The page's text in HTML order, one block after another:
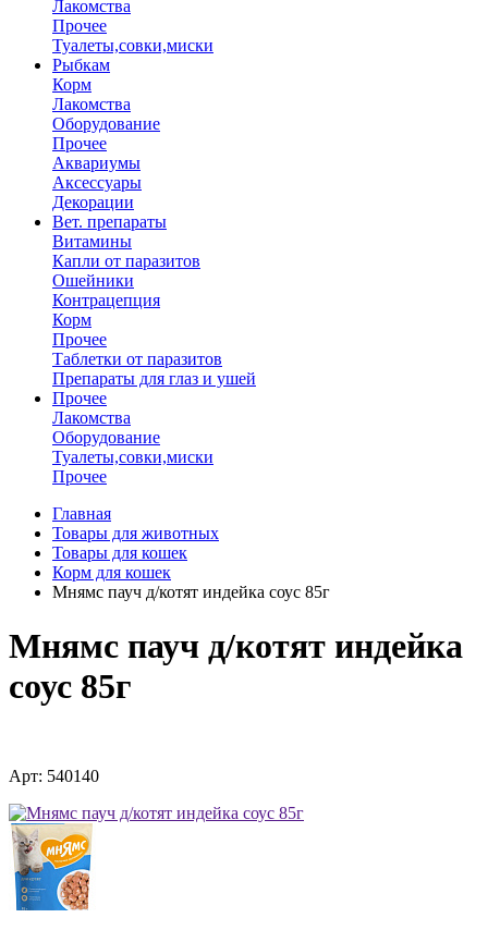
Лакомства
Прочее
Туалеты,совки,миски
Рыбкам
Корм
Лакомства
Оборудование
Прочее
Аквариумы
Аксессуары
Декорации
Вет. препараты
Витамины
Капли от паразитов
Ошейники
Контрацепция
Корм
Прочее
Таблетки от паразитов
Препараты для глаз и ушей
Прочее
Лакомства
Оборудование
Туалеты,совки,миски
Прочее
Главная
Товары для животных
Товары для кошек
Корм для кошек
Мнямс пауч д/котят индейка соус 85г
Мнямс пауч д/котят индейка
соус 85г
Арт: 540140